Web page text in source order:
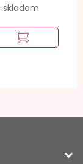
skladom
keyboard_arrow_down